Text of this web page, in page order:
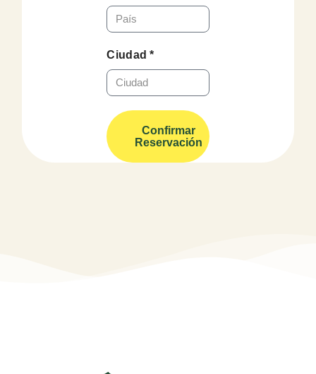
Ciudad *
Confirmar
Reservación